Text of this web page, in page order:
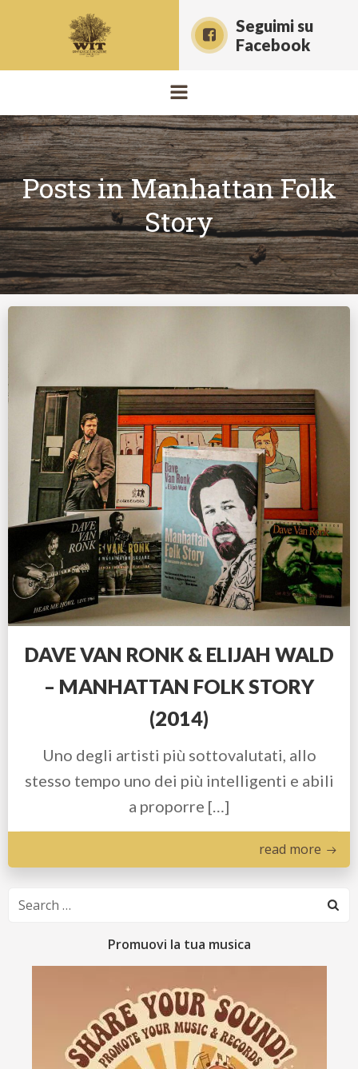
contenuto
Seguimi su
Facebook
Posts in Manhattan Folk
Story
DAVE VAN RONK & ELIJAH WALD
– MANHATTAN FOLK STORY
(2014)
Uno degli artisti più sottovalutati, allo
stesso tempo uno dei più intelligenti e abili
a proporre […]
read more
Search
Promuovi la tua musica